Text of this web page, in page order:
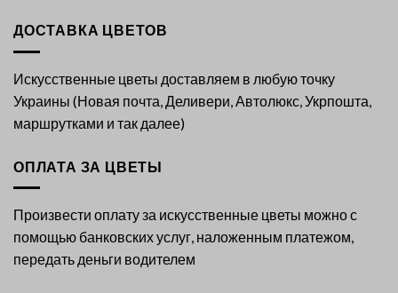
ДОСТАВКА ЦВЕТОВ
Искусственные цветы доставляем в любую точку
Украины (Новая почта, Деливери, Автолюкс, Укрпошта,
маршрутками и так далее)
ОПЛАТА ЗА ЦВЕТЫ
Произвести оплату за искусственные цветы можно с
помощью банковских услуг, наложенным платежом,
передать деньги водителем